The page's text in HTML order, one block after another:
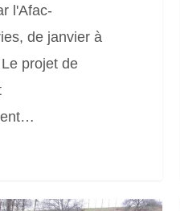
l'Afac-
de janvier à
projet de